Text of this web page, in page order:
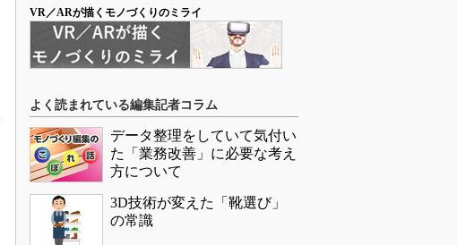
VR／ARが描くモノづくりのミライ
よく読まれている編集記者コラム
データ整理をしていて気付い
た「業務改善」に必要な考え
方について
3D技術が変えた「靴選び」
の常識